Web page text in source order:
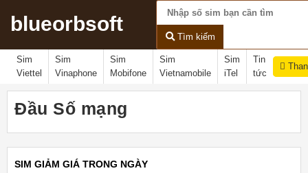
blueorbsoft
Tìm kiếm
Sim
Viettel
Sim
Vinaphone
Sim
Mobifone
Sim
Vietnamobile
Sim
iTel
Tin
tức
Đầu Số mạng
SIM GIẢM GIÁ TRONG NGÀY